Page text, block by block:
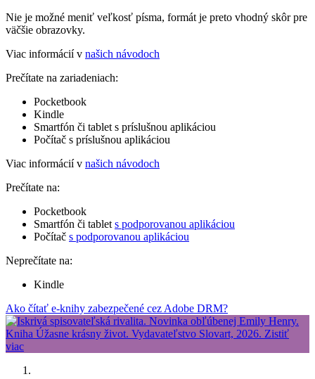
Nie je možné meniť veľkosť písma, formát je preto vhodný skôr pre
väčšie obrazovky.
Viac informácií v našich návodoch
Prečítate na zariadeniach:
Pocketbook
Kindle
Smartfón či tablet s príslušnou aplikáciou
Počítač s príslušnou aplikáciou
Viac informácií v našich návodoch
Prečítate na:
Pocketbook
Smartfón či tablet s podporovanou aplikáciou
Počítač s podporovanou aplikáciou
Neprečítate na:
Kindle
Ako čítať e-knihy zabezpečené cez Adobe DRM?